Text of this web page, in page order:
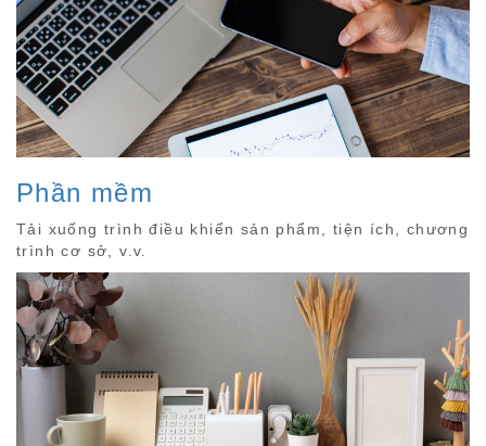
Phần mềm
Tải xuống trình điều khiển sản phẩm, tiện ích, chương
trình cơ sở, v.v.